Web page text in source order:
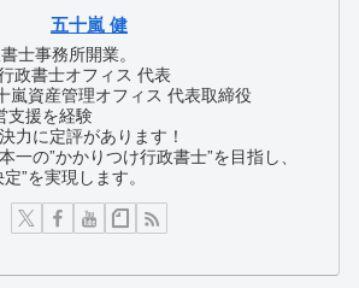
五十嵐 健
士事務所開業。
政書士オフィス 代表
嵐資産管理オフィス 代表取締役
支援を経験
力に定評があります！
一の”かかりつけ行政書士”を目指し、
”を実現します。